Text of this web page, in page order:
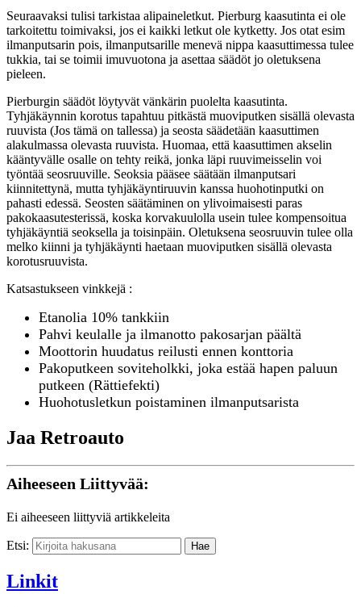
Seuraavaksi tulisi tarkistaa alipaineletkut. Pierburg kaasutinta ei ole
tarkoitettu toimivaksi, jos ei kaikki letkut ole kytketty. Jos otat esim
ilmanputsarin pois, ilmanputsarille menevä nippa kaasuttimessa tulee
tukkia, tai se toimii imuvuotona ja asettaa säädöt jo oletuksena
pieleen.
Pierburgin säädöt löytyvät vänkärin puolelta kaasutinta.
Tyhjäkäynnin korotus tapahtuu pitkästä muoviputken sisällä olevasta
ruuvista (Jos tämä on tallessa) ja seosta säädetään kaasuttimen
alakulmassa olevasta ruuvista. Huomaa, että kaasuttimen akselin
kääntyvälle osalle on tehty reikä, jonka läpi ruuvimeisselin voi
työntää seosruuville. Seoksia pääsee säätään ilmanputsari
kiinnitettynä, mutta tyhjäkäyntiruuvin kanssa huohotinputki on
pahasti edessä. Seosten säätäminen on ylivoimaisesti paras
pakokaasutesterissä, koska korvakuulolla usein tulee kompensoitua
tyhjäkäyntiä seoksella ja toisinpäin. Oletuksena seosruuvin tulee olla
melko kiinni ja tyhjäkäynti haetaan muoviputken sisällä olevasta
korotusruuvista.
Katsastukseen vinkkejä :
Etanolia 10% tankkiin
Pahvi keulalle ja ilmanotto pakosarjan päältä
Moottorin huudatus reilusti ennen konttoria
Pakoputkeen soviteholkki, joka estää hapen paluun
putkeen (Rättiefekti)
Huohotusletkun poistaminen ilmanputsarista
Jaa Retroauto
Aiheeseen Liittyvää:
Ei aiheeseen liittyviä artikkeleita
Etsi:
Linkit